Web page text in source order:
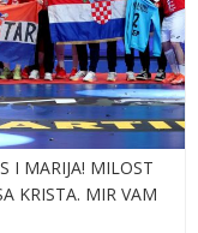
I MARIJA! MILOST
KRISTA. MIR VAM